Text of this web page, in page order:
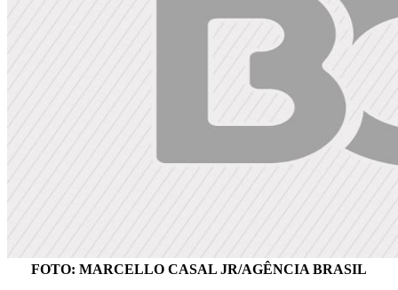
FOTO: MARCELLO CASAL JR/AGÊNCIA BRASIL